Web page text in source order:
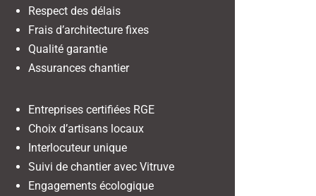
Respect des délais
Frais d’architecture fixes
Qualité garantie
Assurances chantier
Entreprises certifiées RGE
Choix d’artisans locaux
Interlocuteur unique
Suivi de chantier avec Vitruve
Engagements écologique